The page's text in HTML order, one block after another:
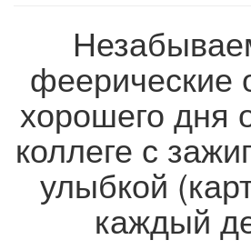
феерические
хорошего дня
коллеге с
улыбкой
каждый